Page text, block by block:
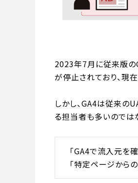
2023年7月に従来版の
が停止されており、現
しかし、GA4は従来の
る担当者も多いのでは
「GA4で流入元を
「特定ページから